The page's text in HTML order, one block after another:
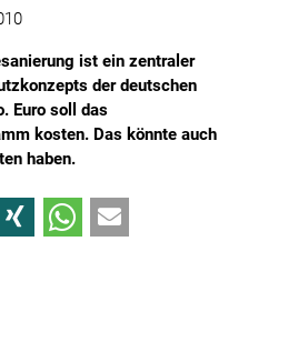
ist ein zentraler
der deutschen
Euro soll das
kosten. Das könnte auch
haben.